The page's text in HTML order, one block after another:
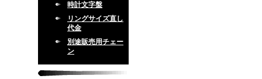
時計文字盤
リングサイズ直し
代金
別途販売用チェー
ン